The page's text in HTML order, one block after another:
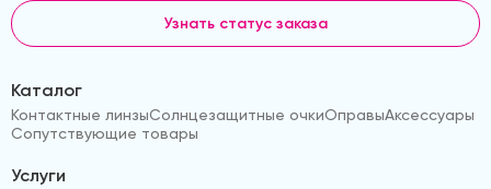
Узнать статус заказа
Каталог
Контактные линзыСолнцезащитные очкиОправыАксессуары
Сопутствующие товары
Услуги